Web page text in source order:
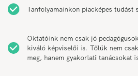
Tanfolyamainkon piacképes tudást
Oktatóink nem csak jó
kiváló képviselői is. Tőlük nem
meg, hanem gyakorlati tanácsokat